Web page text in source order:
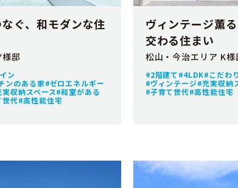
ぐ、和モダンな住
邸
ン
ンのある家 ゼロエネルギー
実収納スペース 和室がある
世代 高性能住宅
ヴィンテージ薫
交わる住まい
松山・今治エリア K様
2階建て 4LDK こだわ
ヴィンテージ 充実収納
子育て世代 高性能住宅